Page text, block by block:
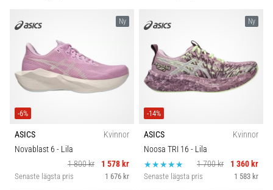
Ny
-6%
ASICS
Kvinnor
Novablast 6 - Lila
1 800 kr
1 578 kr
Senaste lägsta pris 1 676 kr
Ny
-14%
ASICS
Kvinnor
Noosa TRI 16 - Lila
1 700 kr
1 360 kr
Senaste lägsta pris 1 583 kr